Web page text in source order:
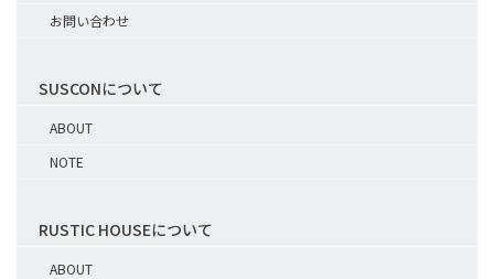
お問い合わせ
SUSCONについて
ABOUT
NOTE
RUSTIC HOUSEについて
ABOUT